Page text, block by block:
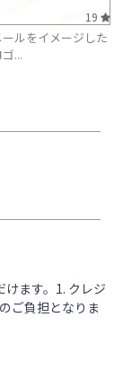
19
ールをイメージした
...
ます。1. クレジ
ご負担となりま